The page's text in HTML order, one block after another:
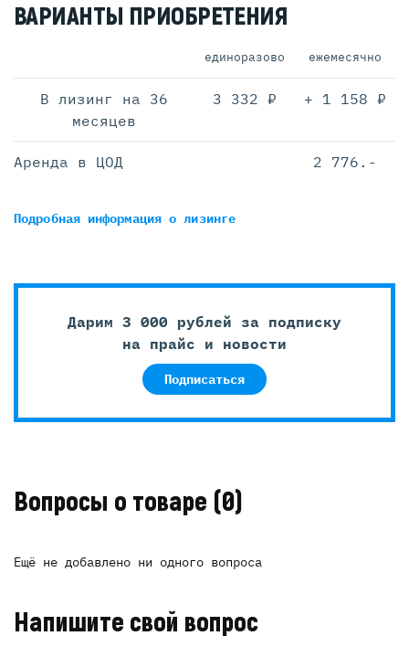
ВАРИАНТЫ ПРИОБРЕТЕНИЯ
единоразово ежемесячно
В лизинг на 36
месяцев
3 332 ₽ + 1 158 ₽
Аренда в ЦОД 2 776.-
Подробная информацияо лизинге
Дарим 3 000 рублей за подписку
на прайс и новости
Подписаться
Вопросы о товаре (0)
Ещё не добавлено ни одного вопроса
Напишите свой вопрос